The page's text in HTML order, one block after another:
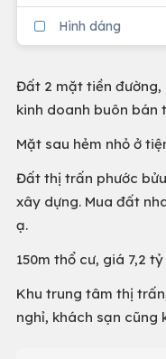
Hình dáng
Đất 2 mặt tiền đường,
kinh doanh buôn bán
Mặt sau hẻm nhỏ ở
Đất thị trấn phước
xây dựng. Mua đất
ạ.
150m thổ cư, giá 7,2 tỷ
Khu trung tâm thị
nghỉ, khách sạn cũng